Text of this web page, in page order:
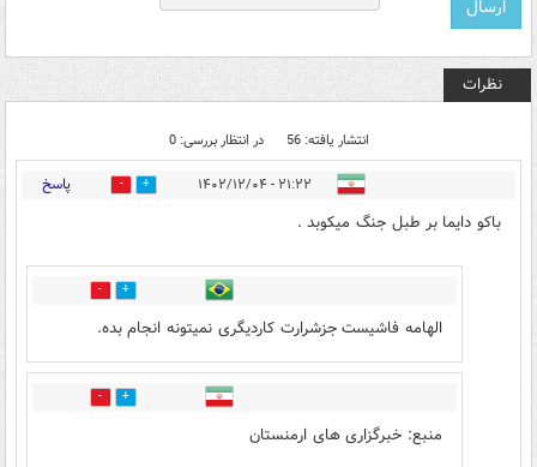
نظرات
انتشار یافته: 56 در انتظار بررسی: 0
۲۱:۲۲ - ۱۴۰۲/۱۲/۰۴ 35 پاسخ
باکو دایما بر طبل جنگ میکوبد .
1
الهامه فاشیست جزشرارت کاردیگری نمیتونه انجام بده.
10
منبع: خبرگزاری های ارمنستان